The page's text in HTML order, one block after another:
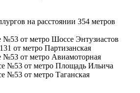
на расстоянии 354 метров
№53 от метро Шоссе Энтузиастов
от метро Партизанская
№53 от метро Авиамоторная
№53 от метро Площадь Ильича
№53 от метро Таганская